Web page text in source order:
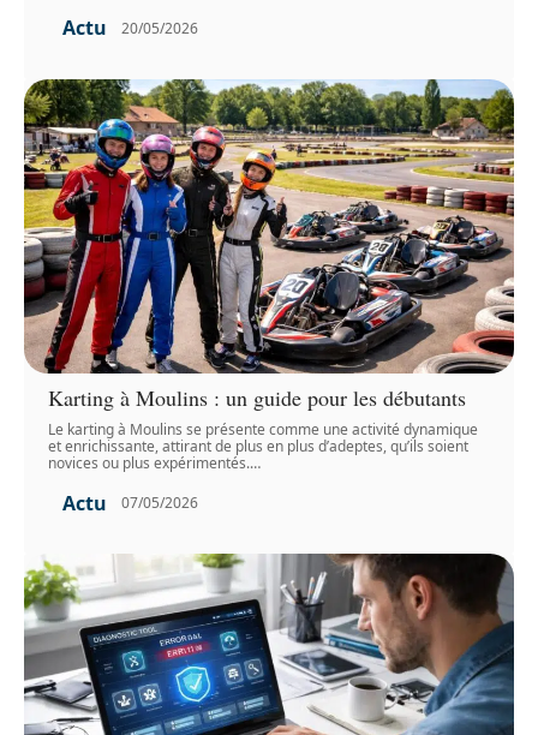
Actu 20/05/2026
Karting à Moulins : un guide pour les débutants
Le karting à Moulins se présente comme une activité dynamique
et enrichissante, attirant de plus en plus d’adeptes, qu’ils soient
novices ou plus expérimentés.…
Actu 07/05/2026